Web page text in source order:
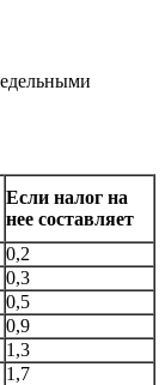
Если налог на
нее составляет
0,2
0,3
0,5
0,9
1,3
1,7